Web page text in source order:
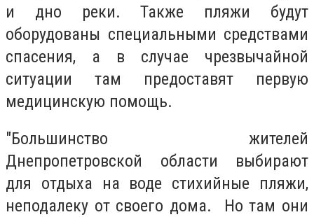
и дно реки. Также пляжи будут
оборудованы специальными средствами
спасения, а в случае чрезвычайной
ситуации там предоставят первую
медицинскую помощь.
"Большинство жителей
Днепропетровской области выбирают
для отдыха на воде стихийные пляжи,
неподалеку от своего дома. Но там они